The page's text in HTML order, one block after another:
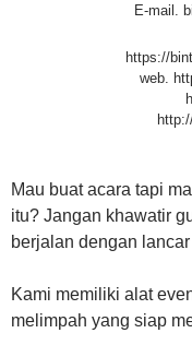
E-mail.
https://
web.
Mau buat acara tapi
itu? Jangan khawatir
berjalan dengan
Kami memiliki alat
melimpah yang siap